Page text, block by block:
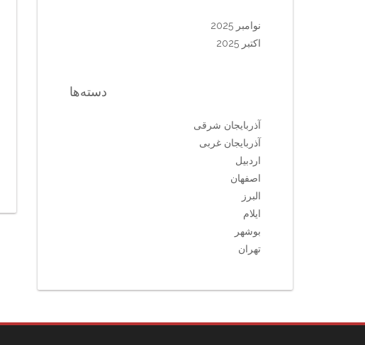
نوامبر 2025
اکتبر 2025
دسته‌ها
آذربایجان شرقی
آذربایجان غربی
اردبیل
اصفهان
البرز
ایلام
بوشهر
تهران